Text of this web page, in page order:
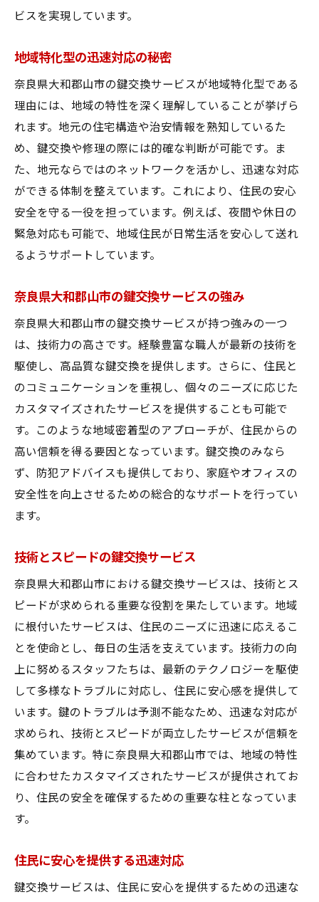
ビスを実現しています。
地域特化型の迅速対応の秘密
奈良県大和郡山市の鍵交換サービスが地域特化型である
理由には、地域の特性を深く理解していることが挙げら
れます。地元の住宅構造や治安情報を熟知しているた
め、鍵交換や修理の際には的確な判断が可能です。ま
た、地元ならではのネットワークを活かし、迅速な対応
ができる体制を整えています。これにより、住民の安心
安全を守る一役を担っています。例えば、夜間や休日の
緊急対応も可能で、地域住民が日常生活を安心して送れ
るようサポートしています。
奈良県大和郡山市の鍵交換サービスの強み
奈良県大和郡山市の鍵交換サービスが持つ強みの一つ
は、技術力の高さです。経験豊富な職人が最新の技術を
駆使し、高品質な鍵交換を提供します。さらに、住民と
のコミュニケーションを重視し、個々のニーズに応じた
カスタマイズされたサービスを提供することも可能で
す。このような地域密着型のアプローチが、住民からの
高い信頼を得る要因となっています。鍵交換のみなら
ず、防犯アドバイスも提供しており、家庭やオフィスの
安全性を向上させるための総合的なサポートを行ってい
ます。
技術とスピードの鍵交換サービス
奈良県大和郡山市における鍵交換サービスは、技術とス
ピードが求められる重要な役割を果たしています。地域
に根付いたサービスは、住民のニーズに迅速に応えるこ
とを使命とし、毎日の生活を支えています。技術力の向
上に努めるスタッフたちは、最新のテクノロジーを駆使
して多様なトラブルに対応し、住民に安心感を提供して
います。鍵のトラブルは予測不能なため、迅速な対応が
求められ、技術とスピードが両立したサービスが信頼を
集めています。特に奈良県大和郡山市では、地域の特性
に合わせたカスタマイズされたサービスが提供されてお
り、住民の安全を確保するための重要な柱となっていま
す。
住民に安心を提供する迅速対応
鍵交換サービスは、住民に安心を提供するための迅速な